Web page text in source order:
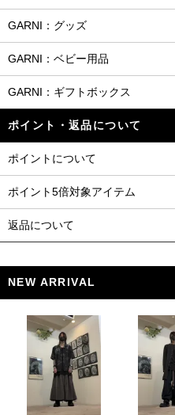
GARNI：グッズ
GARNI：ベビー用品
GARNI：ギフトボックス
ポイント・返品について
ポイントについて
ポイント5倍対象アイテム
返品について
NEW ARRIVAL